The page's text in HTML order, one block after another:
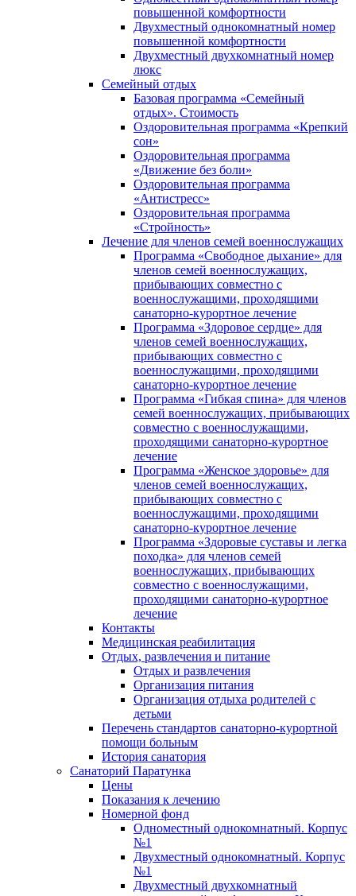
повышенной комфортности
Двухместный однокомнатный номер
повышенной комфортности
Двухместный двухкомнатный номер
люкс
Семейный отдых
Базовая программа «Семейный
отдых». Стоимость
Оздоровительная программа «Крепкий
сон»
Оздоровительная программа
«Движение без боли»
Оздоровительная программа
«Антистресс»
Оздоровительная программа
«Стройность»
Лечение для членов семей военнослужащих
Программа «Свободное дыхание» для
членов семей военнослужащих,
прибывающих совместно с
военнослужащими, проходящими
санаторно-курортное лечение
Программа «Здоровое сердце» для
членов семей военнослужащих,
прибывающих совместно с
военнослужащими, проходящими
санаторно-курортное лечение
Программа «Гибкая спина» для членов
семей военнослужащих, прибывающих
совместно с военнослужащими,
проходящими санаторно-курортное
лечение
Программа «Женское здоровье» для
членов семей военнослужащих,
прибывающих совместно с
военнослужащими, проходящими
санаторно-курортное лечение
Программа «Здоровые суставы и легка
походка» для членов семей
военнослужащих, прибывающих
совместно с военнослужащими,
проходящими санаторно-курортное
лечение
Контакты
Медицинская реабилитация
Отдых, развлечения и питание
Отдых и развлечения
Организация питания
Организация отдыха родителей с
детьми
Перечень стандартов санаторно-курортной
помощи больным
История санатория
Санаторий Паратунка
Цены
Показания к лечению
Номерной фонд
Одноместный однокомнатный. Корпус
№1
Двухместный однокомнатный. Корпус
№1
Двухместный двухкомнатный